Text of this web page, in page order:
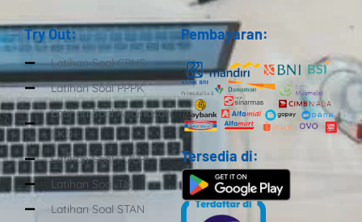
Try Out:
Latihan Soal CPNS
Latihan Soal PPPK
Latihan Soal Kedinasan
SKD
Latihan Soal POLRI
Latihan Soal TNI
Latihan Soal STAN
Pembayaran:
Tersedia di: